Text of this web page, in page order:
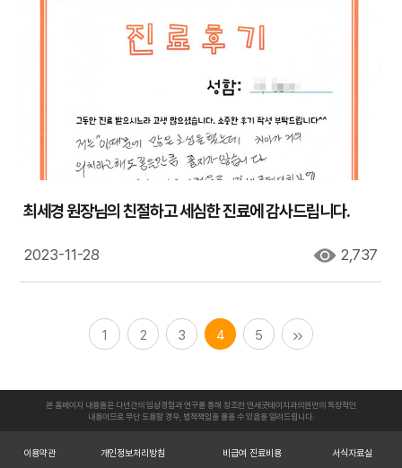
최세경 원장님의 친절하고 세심한 진료에 감사드립니다.
2023-11-28 2,737
1 2 3 4 5
본 홈페이지 내용들은 다년간의 임상경험과 연구를 통해 창조한 연세굿데이치과의원만의 독창적인
내용이므로 무단 도용할 경우, 법적책임을 물을 수 있음을 알려드립니다.
이용약관 개인정보처리방침 비급여 진료비용 서식자료실